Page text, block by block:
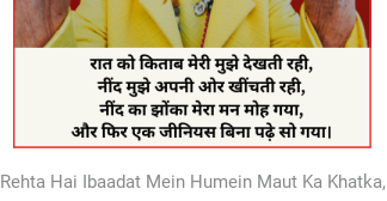
Rehta Hai Ibaadat Mein Humein Maut Ka Khatka,